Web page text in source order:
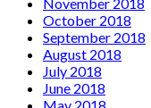
November 2018
October 2018
September 2018
August 2018
July 2018
June 2018